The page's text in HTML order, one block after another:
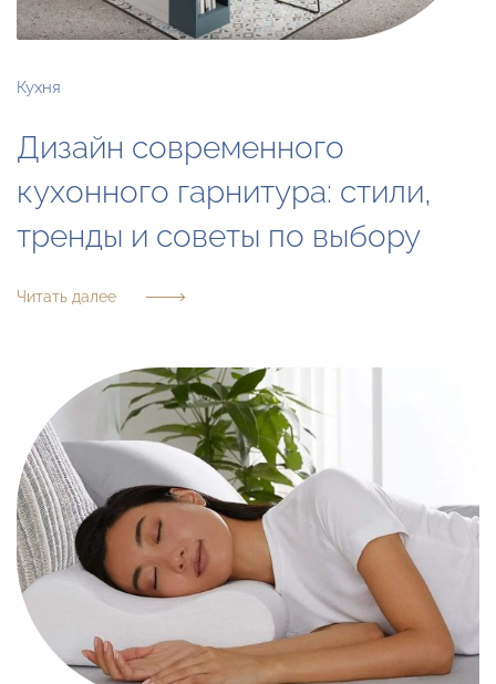
Кухня
Дизайн современного
кухонного гарнитура: стили,
тренды и советы по выбору
Читать далее